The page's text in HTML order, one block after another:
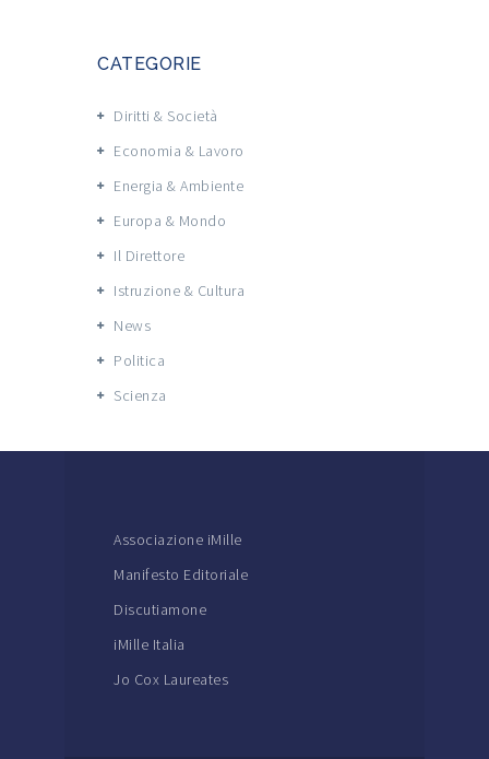
CATEGORIE
Diritti & Società
Economia & Lavoro
Energia & Ambiente
Europa & Mondo
Il Direttore
Istruzione & Cultura
News
Politica
Scienza
Associazione iMille
Manifesto Editoriale
Discutiamone
iMille Italia
Jo Cox Laureates